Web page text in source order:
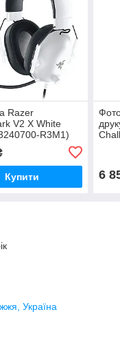
Razer
V2 X White
R3M1)
Купити 6
Україна